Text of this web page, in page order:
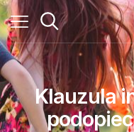
Klauzula